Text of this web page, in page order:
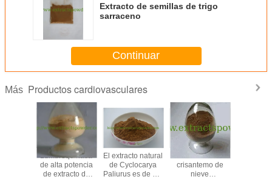
Extracto de semillas de trigo
sarraceno
Continuar
Más Productos cardiovasculares
Lumbroquinasa
de alta potencia
de extracto de
El extracto natural
de Cyclocarya
Paliurus es de 4:1
extracto de flor de
crisantemo de
nieve